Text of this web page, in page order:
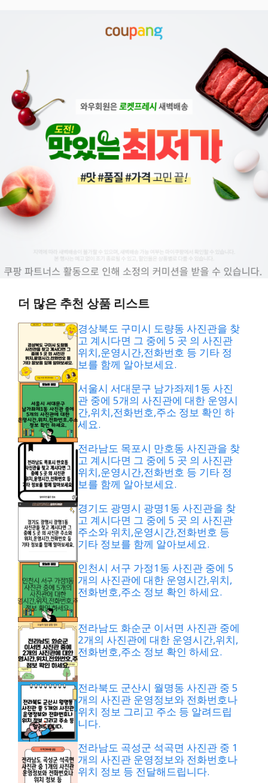
더 많은 추천 상품 리스트
경상북도 구미시 도량동 사진관을 찾
고 계시다면 그 중에 5 곳 의 사진관
위치,운영시간,전화번호 등 기타 정
보를 함께 알아보세요.
서울시 서대문구 남가좌제1동 사진
관 중에 5개의 사진관에 대한 운영시
간,위치,전화번호,주소 정보 확인 하
세요.
전라남도 목포시 만호동 사진관을 찾
고 계시다면 그 중에 5 곳 의 사진관
위치,운영시간,전화번호 등 기타 정
보를 함께 알아보세요.
경기도 광명시 광명1동 사진관을 찾
고 계시다면 그 중에 5 곳 의 사진관
주소와 위치,운영시간,전화번호 등
기타 정보를 함께 알아보세요.
인천시 서구 가정1동 사진관 중에 5
개의 사진관에 대한 운영시간,위치,
전화번호,주소 정보 확인 하세요.
전라남도 화순군 이서면 사진관 중에
2개의 사진관에 대한 운영시간,위치,
전화번호,주소 정보 확인 하세요.
전라북도 군산시 월명동 사진관 중 5
개의 사진관 운영정보와 전화번호나
위치 정보 그리고 주소 등 알려드립
니다.
전라남도 곡성군 석곡면 사진관 중 1
개의 사진관 운영정보와 전화번호나
위치 정보 등 전달해드립니다.